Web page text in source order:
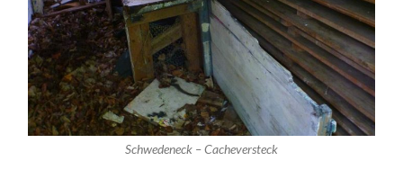
Schwedeneck – Cacheversteck